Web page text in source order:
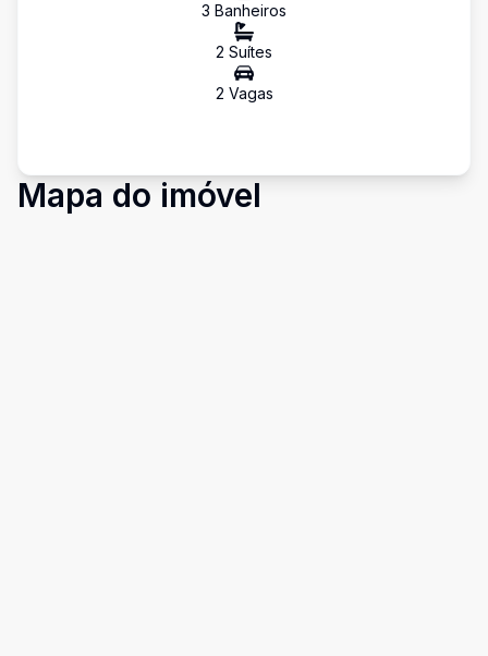
3 Banheiros
2 Suítes
2 Vagas
Mapa do imóvel